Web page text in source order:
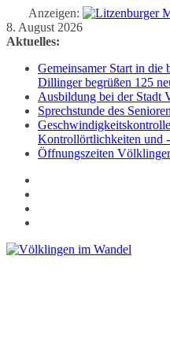
Anzeigen:
Zum
Inhalt
8. August 2026
Aktuelles:
Gemeinsamer Start in die
Dillinger begrüßen 125
Ausbildung bei der Stadt
Sprechstunde des
Kontrollörtlichkeiten und
Öffnungszeiten